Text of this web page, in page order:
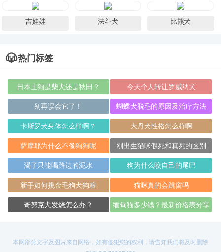
吉娃娃 法斗犬 比熊犬
热门标签
日本土狗是柴犬还是秋田？ 今天个人转让罗威纳犬
别再误会它了！ 蝴蝶犬脱毛的原因及治疗方法
卡斯罗犬身体怎么样啊？ 大丹犬性格怎么样啊
萨摩耶为什么不像狗狗呢 刚出生猫咪假死和真死的区别
渴了只能喝路边的泥水 狗为什么咬自己的尾巴
新手如何挑金毛狗犬狗粮 猫咪真的会跳窗吗
奇努克犬发烧怎么办？ 缅甸猫多少钱？最新价格表分享
本网部分文字及图片来自网络，如有侵犯您的权利，请告知我们将及时删除